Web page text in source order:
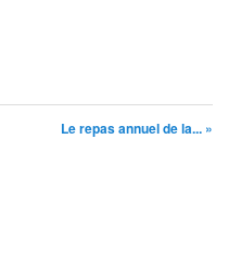
Le repas annuel de la... »